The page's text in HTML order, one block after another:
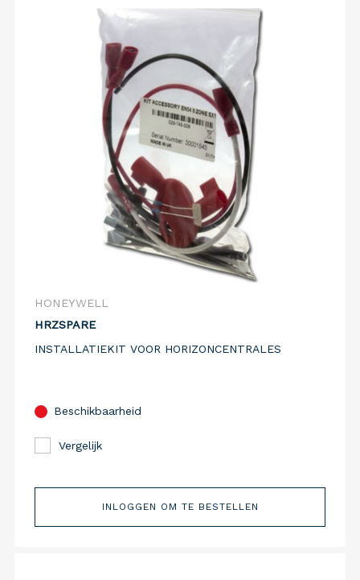
HONEYWELL
HRZSPARE
INSTALLATIEKIT VOOR HORIZONCENTRALES
Beschikbaarheid
Vergelijk
INLOGGEN OM TE BESTELLEN